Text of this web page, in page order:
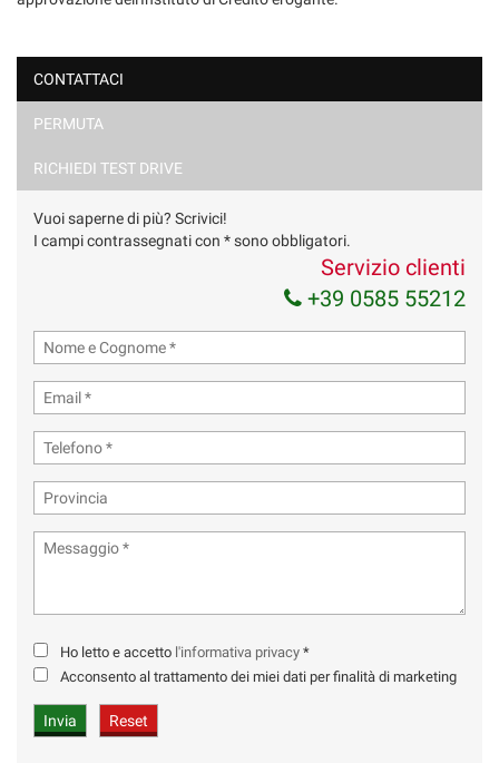
Ho letto e accetto
marketing
Invia la tua richiesta
CONTATTACI
PERMUTA
RICHIEDI TEST DRIVE
Vuoi saperne di più? Scrivici!
I campi contrassegnati con * sono obbligatori.
Servizio clienti
+39 0585 55212
Ho letto e accetto l'informativa privacy *
Acconsento al trattamento dei miei dati per finalità di marketing